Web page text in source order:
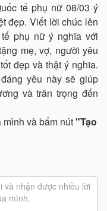
tế phụ nữ 08/03 ý
đẹp. Viết lời chúc lên
phụ nữ ý nghĩa với
mẹ, vợ, người yêu
đẹp và thật ý nghĩa.
yêu này sẽ giúp
và trân trọng đến
và bấm nút"Tạo